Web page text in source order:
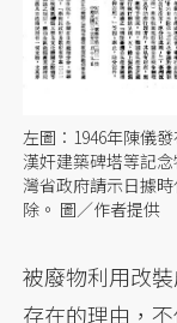
左圖：1946年陳儀
漢奸建築碑塔等記
灣省政府請示日據
除。 圖／作者提供
被廢物利用改
存在的理由，